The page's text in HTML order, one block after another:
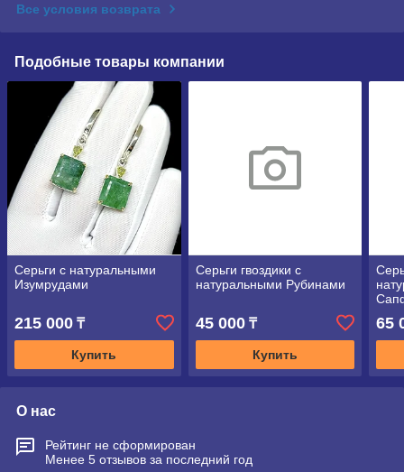
Все условия возврата
Подобные товары компании
Серьги с натуральными
Изумрудами
215 000 ₸
Купить
Серьги гвоздики с
натуральными Рубинами
45 000₸
Купить
65
О нас
Рейтинг не сформирован
Менее 5 отзывов за последний год